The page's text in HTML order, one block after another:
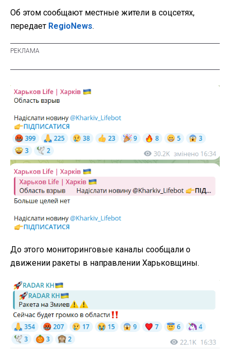
Об этом сообщают местные жители в соцсетях,
передает RegioNews.
До этого мониторинговые каналы сообщали о
движении ракеты в направлении Харьковщины.